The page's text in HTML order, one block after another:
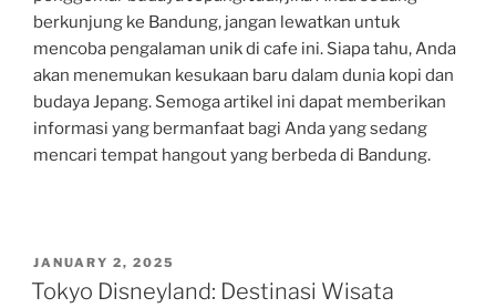
berkunjung ke Bandung, jangan lewatkan untuk
mencoba pengalaman unik di cafe ini. Siapa tahu, Anda
akan menemukan kesukaan baru dalam dunia kopi dan
budaya Jepang. Semoga artikel ini dapat memberikan
informasi yang bermanfaat bagi Anda yang sedang
mencari tempat hangout yang berbeda di Bandung.
POSTED
ON
JANUARY 2, 2025
Tokyo Disneyland: Destinasi Wisata